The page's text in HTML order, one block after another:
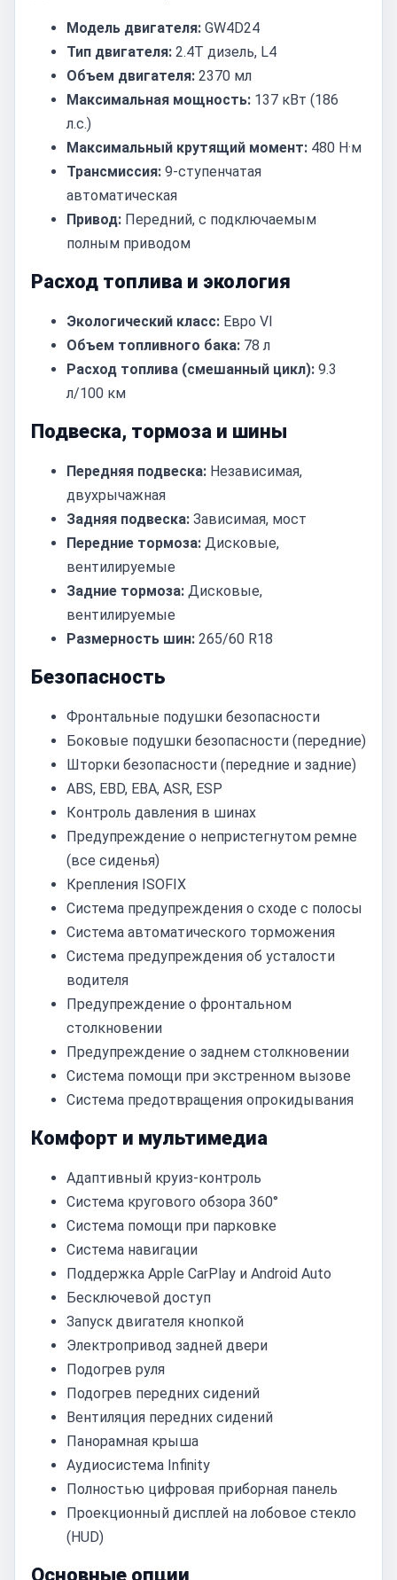
Модель двигателя: GW4D24
Тип двигателя: 2.4T дизель, L4
Объем двигателя: 2370 мл
Максимальная мощность: 137 кВт (186
л.с.)
Максимальный крутящий момент: 480 Н·м
Трансмиссия: 9-ступенчатая
автоматическая
Привод: Передний, с подключаемым
полным приводом
Расход топлива и экология
Экологический класс: Евро VI
Объем топливного бака: 78 л
Расход топлива (смешанный цикл): 9.3
л/100 км
Подвеска, тормоза и шины
Передняя подвеска: Независимая,
двухрычажная
Задняя подвеска: Зависимая, мост
Передние тормоза: Дисковые,
вентилируемые
Задние тормоза: Дисковые,
вентилируемые
Размерность шин: 265/60 R18
Безопасность
Фронтальные подушки безопасности
Боковые подушки безопасности (передние)
Шторки безопасности (передние и задние)
ABS, EBD, EBA, ASR, ESP
Контроль давления в шинах
Предупреждение о непристегнутом ремне
(все сиденья)
Крепления ISOFIX
Система предупреждения о сходе с полосы
Система автоматического торможения
Система предупреждения об усталости
водителя
Предупреждение о фронтальном
столкновении
Предупреждение о заднем столкновении
Система помощи при экстренном вызове
Система предотвращения опрокидывания
Комфорт и мультимедиа
Адаптивный круиз-контроль
Система кругового обзора 360°
Система помощи при парковке
Система навигации
Поддержка Apple CarPlay и Android Auto
Бесключевой доступ
Запуск двигателя кнопкой
Электропривод задней двери
Подогрев руля
Подогрев передних сидений
Вентиляция передних сидений
Панорамная крыша
Аудиосистема Infinity
Полностью цифровая приборная панель
Проекционный дисплей на лобовое стекло
(HUD)
Основные опции